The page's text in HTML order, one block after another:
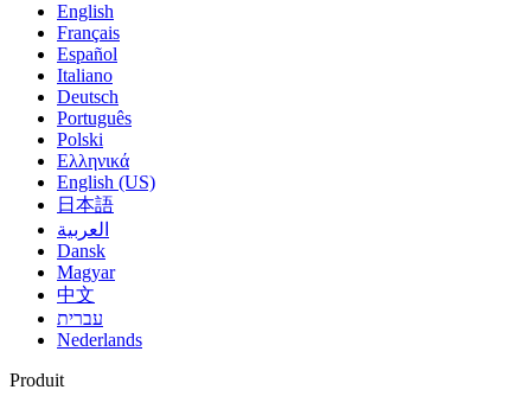
English
Français
Español
Italiano
Deutsch
Português
Polski
Ελληνικά
English (US)
日本語
العربية
Dansk
Magyar
中文
עברית
Nederlands
Produit